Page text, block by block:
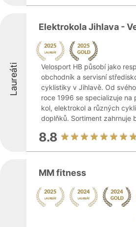
Laureáti
Elektrokola Jihlava -
Velosport HB působí jako
obchodník a servisní
cyklistiky v Jihlavě. Od
roce 1996 se specializuje na
kol, elektrokol a různých
doplňků. Sortiment zahrnuje
8.8
MM fitness